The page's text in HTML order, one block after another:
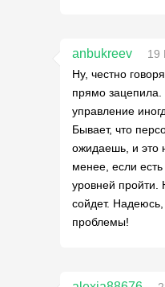
anbukreev
19
Ну, честно
прямо
управление
Бывает, что
ожидаешь, и это
менее, если
уровней пройти.
сойдет.
проблемы!